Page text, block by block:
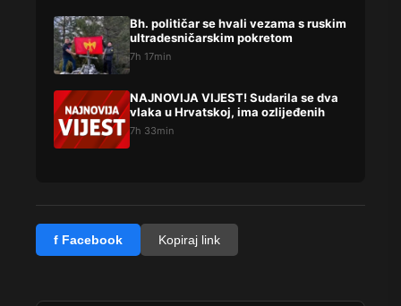
Bh. političar se hvali vezama s ruskim
ultradesničarskim pokretom
7h 17min
NAJNOVIJA VIJEST! Sudarila se dva
vlaka u Hrvatskoj, ima ozlijeđenih
7h 33min
f Facebook Kopiraj link